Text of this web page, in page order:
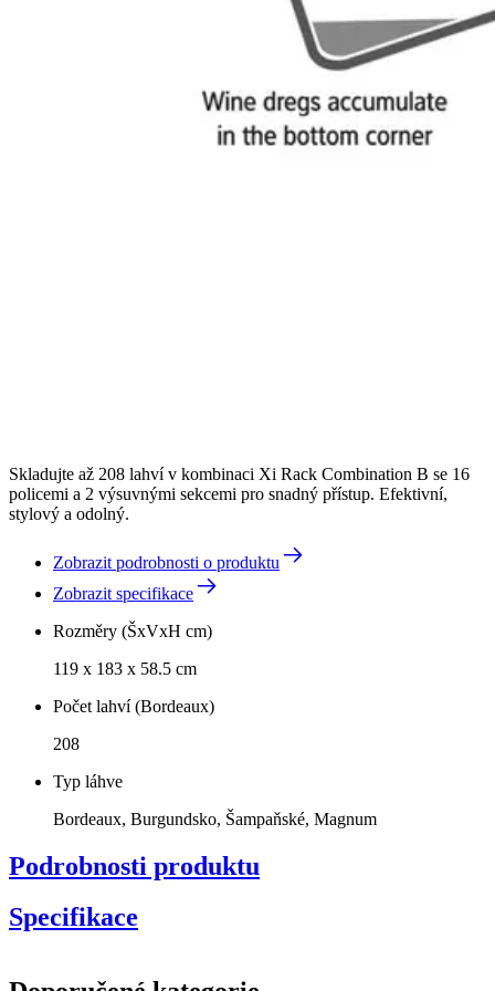
Skladujte až 208 lahví v kombinaci Xi Rack Combination B se 16
policemi a 2 výsuvnými sekcemi pro snadný přístup. Efektivní,
stylový a odolný.
Zobrazit podrobnosti o produktu
Zobrazit specifikace
Rozměry (ŠxVxH cm)
119 x 183 x 58.5 cm
Počet lahví (Bordeaux)
208
Typ láhve
Bordeaux, Burgundsko, Šampaňské, Magnum
Podrobnosti produktu
Specifikace